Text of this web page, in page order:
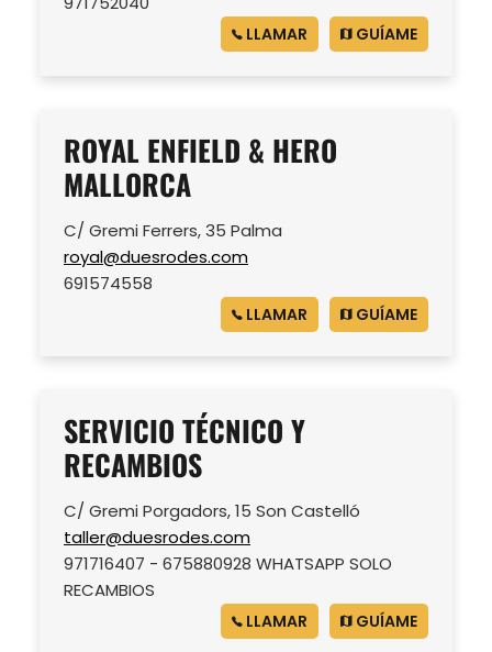
LLAMAR GUÍAME
ROYAL ENFIELD & HERO
MALLORCA
C/ Gremi Ferrers, 35 Palma
royal@duesrodes.com
691574558
LLAMAR GUÍAME
SERVICIO TÉCNICO Y
RECAMBIOS
C/ Gremi Porgadors, 15 Son Castelló
taller@duesrodes.com
971716407 - 675880928 WHATSAPP SOLO
RECAMBIOS
LLAMAR GUÍAME